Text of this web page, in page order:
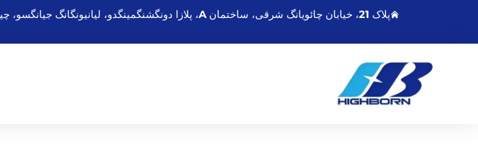
پلاک 21، خیابان چائویانگ شرقی، ساختمان A، پلازا دونگشنگمینگدو، لیانیونگانگ جیانگسو، چین